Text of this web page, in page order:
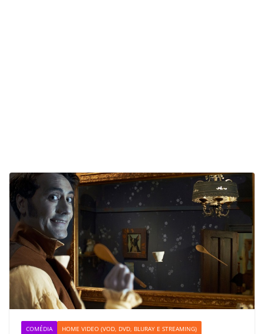
COMÉDIA HOME VIDEO (VOD, DVD, BLURAY E STREAMING)